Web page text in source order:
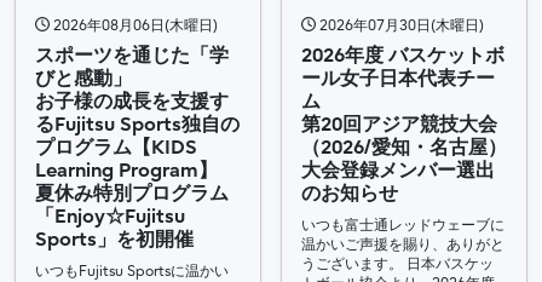
2026年08月06日(木曜日)
スポーツを通じた「学
びと感動」
お子様の成長を支援す
るFujitsu Sports独自の
プログラム【KIDS
Learning Program】
夏休み特別プログラム
「Enjoy☆Fujitsu
Sports」を初開催
いつもFujitsu Sportsに温かい
2026年07月30日(木曜日)
2026年度 バスケットボ
ール女子日本代表チー
ム
第20回アジア競技大会
（2026/愛知・名古屋）
大会登録メンバー選出
のお知らせ
いつも富士通レッドウェーブに
温かいご声援を賜り、ありがと
うございます。 日本バスケッ